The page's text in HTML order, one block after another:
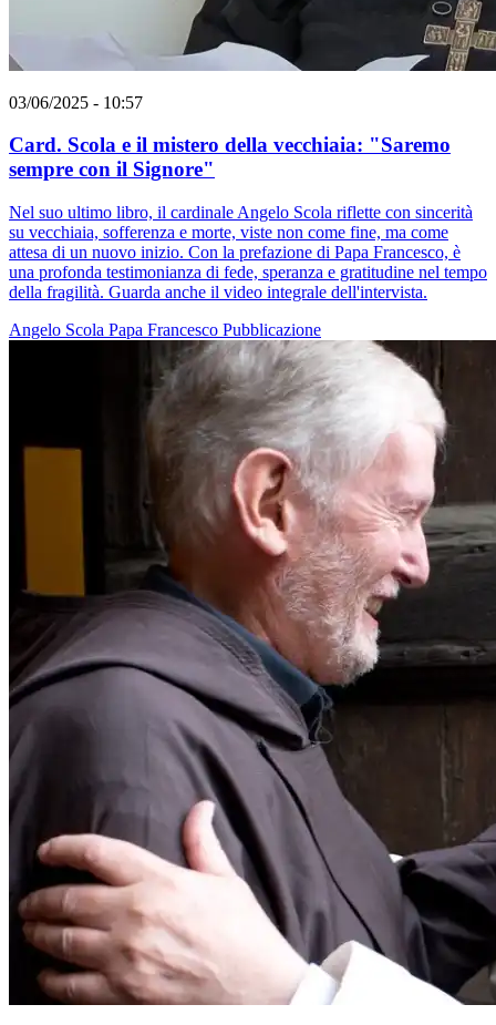
03/06/2025 - 10:57
Card. Scola e il mistero della vecchiaia: "Saremo
sempre con il Signore"
Nel suo ultimo libro, il cardinale Angelo Scola riflette con sincerità
su vecchiaia, sofferenza e morte, viste non come fine, ma come
attesa di un nuovo inizio. Con la prefazione di Papa Francesco, è
una profonda testimonianza di fede, speranza e gratitudine nel tempo
della fragilità. Guarda anche il video integrale dell'intervista.
Angelo Scola Papa Francesco Pubblicazione